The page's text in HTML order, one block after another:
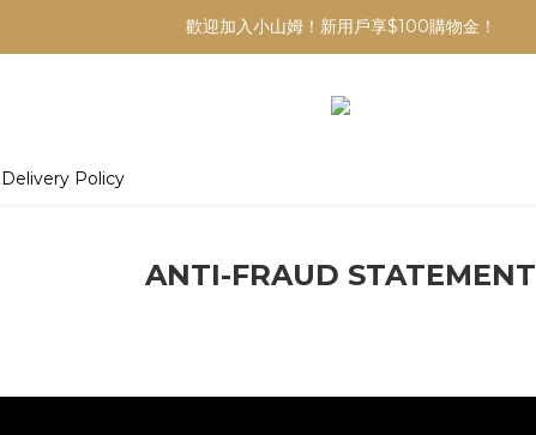
歡迎加入小山姆！新用戶享$100購物金！
Delivery Policy
ANTI-FRAUD STATEMENT